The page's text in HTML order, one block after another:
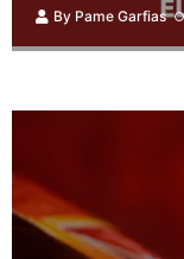
By Pame Garfias